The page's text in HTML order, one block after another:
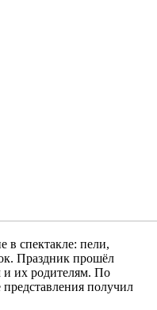
в спектакле: пели,
Праздник прошёл
и их родителям. По
получил